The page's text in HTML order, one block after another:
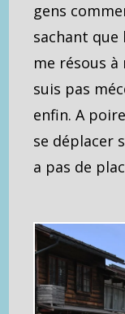
gens
sachant que
me résous à
suis pas
enfin. A
se déplacer
a pas de